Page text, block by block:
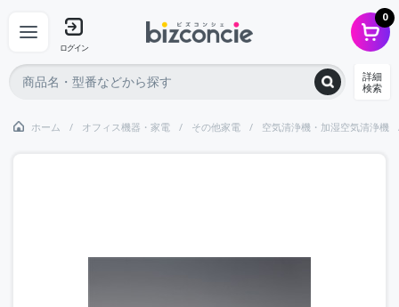
ログイン
0
詳細
検索
ホーム オフィス機器・家電 その他家電 空気清浄機・加湿空気清浄機